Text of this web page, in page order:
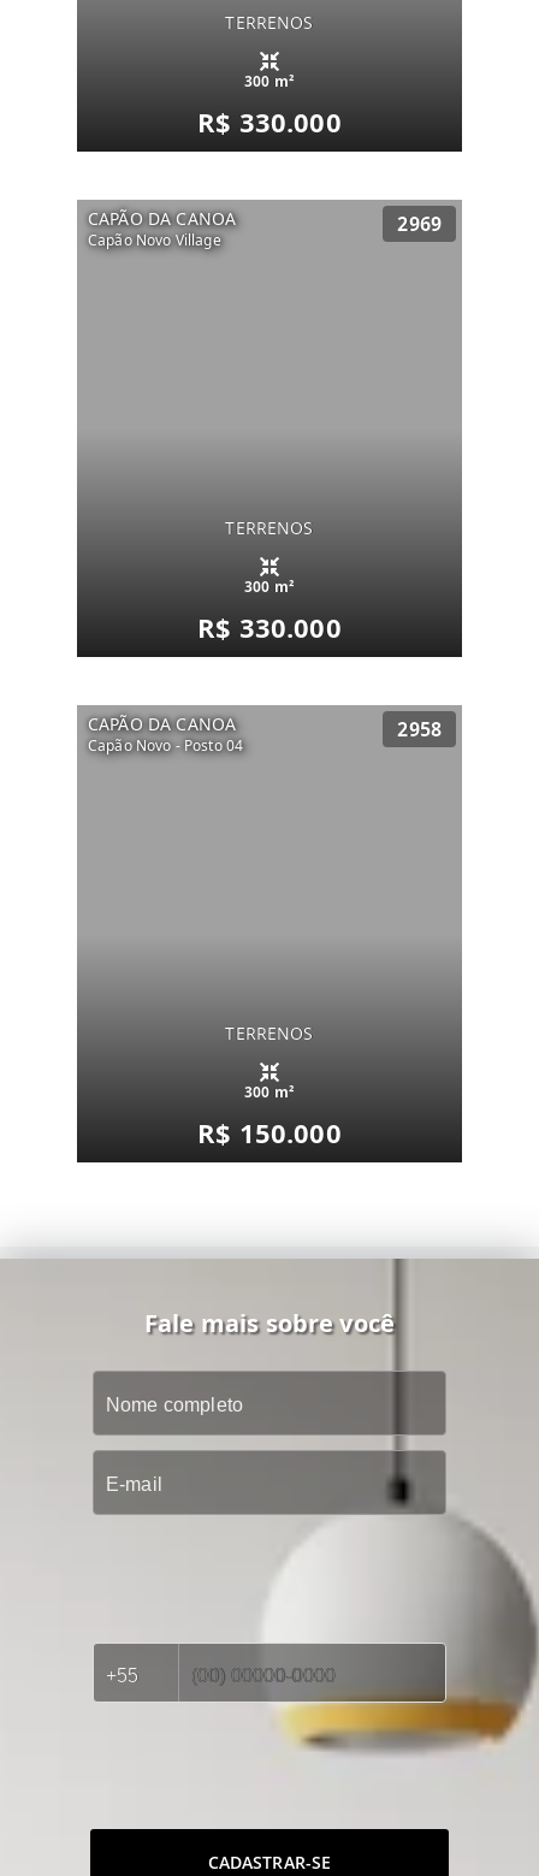
TERRENOS
300 m²
R$ 330.000
CAPÃO DA CANOA
Capão Novo Village
2969
TERRENOS
300 m²
R$ 330.000
CAPÃO DA CANOA
Capão Novo - Posto 04
2958
TERRENOS
300 m²
R$ 150.000
Fale mais sobre você
CADASTRAR-SE